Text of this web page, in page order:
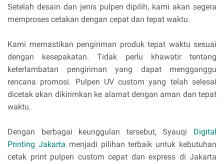
Setelah desain dan jenis pulpen dipilih, kami akan segera
memproses cetakan dengan cepat dan tepat waktu.
Kami memastikan pengiriman produk tepat waktu sesuai
dengan kesepakatan. Tidak perlu khawatir tentang
keterlambatan pengiriman yang dapat mengganggu
rencana promosi. Pulpen UV custom yang telah selesai
dicetak akan dikirimkan ke alamat dengan aman dan tepat
waktu.
Dengan berbagai keunggulan tersebut, Syauqi Digital
Printing Jakarta menjadi pilihan terbaik untuk kebutuhan
cetak print pulpen custom cepat dan express di Jakarta